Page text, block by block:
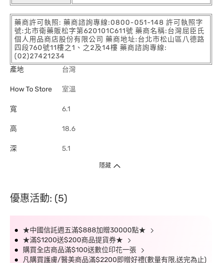
藥商許可執照: 藥商諮詢專線:0800-051-148 許可執照字
號:北市衛藥販松字第620101C611號 藥商名稱:台灣屈臣氏
個人用品商店股份有限公司 藥商地址:台北市松山區八德路
四段760號11樓之1、之2及14樓 藥商諮詢專線:
(02)27421234
產地
台灣
How To Store 室溫
寬 6.1
高 18.6
深 5.1
隱藏
優惠活動: (5)
★中國信託週五滿$888加贈30000點★
★滿$1200送$200商品提貨券★
購買全店商品滿$100送數位印花一張
凡購買護膚/醫美商品滿$2200即贈好禮(數量有限,送完為止)